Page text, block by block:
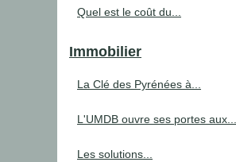
Quel est le coût du...
Immobilier
La Clé des Pyrénées à...
L'UMDB ouvre ses portes aux...
Les solutions...